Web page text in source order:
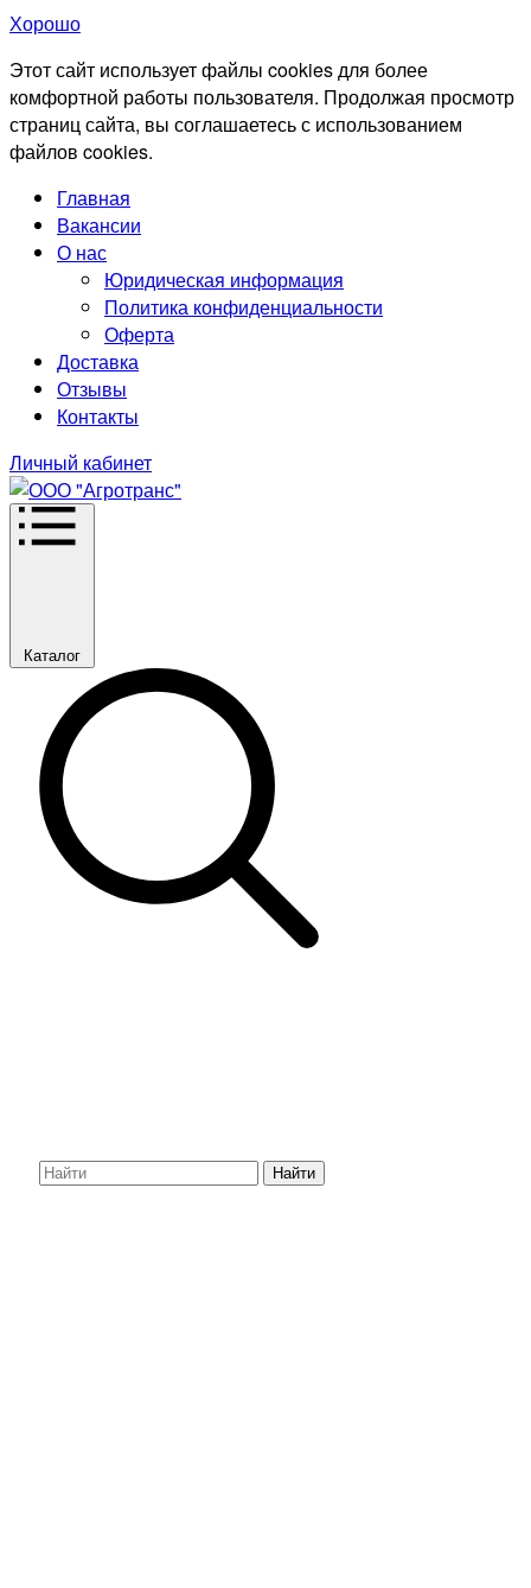
Хорошо
Этот сайт использует файлы cookies для более
комфортной работы пользователя. Продолжая просмотр
страниц сайта, вы соглашаетесь с использованием
файлов cookies.
Главная
Вакансии
О нас
Юридическая информация
Политика конфиденциальности
Оферта
Доставка
Отзывы
Контакты
Личный кабинет
Каталог
Найти